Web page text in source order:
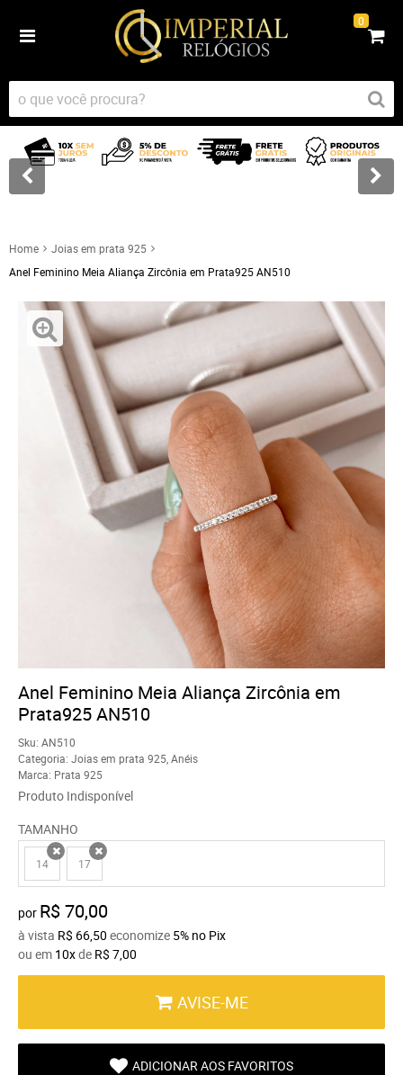
0
Home
Joias em prata 925
Anel Feminino Meia Aliança Zircônia em Prata925 AN510
Anel Feminino Meia Aliança Zircônia em
Prata925 AN510
Sku: AN510
Categoria: Joias em prata 925 Anéis
Marca: Prata 925
Produto Indisponível
TAMANHO
14x 17x
por R$ 70,00
à vista R$ 66,50 economize 5% no Pix
ou em 10xde R$ 7,00
AVISE-ME
ADICIONAR AOS FAVORITOS